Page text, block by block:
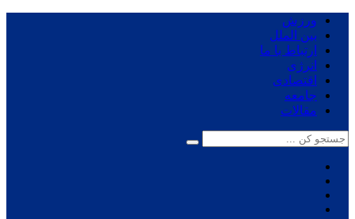
ورزش
بین الملل
ارتباط با ما
انرژی
اقتصادی
جامعه
مقالات